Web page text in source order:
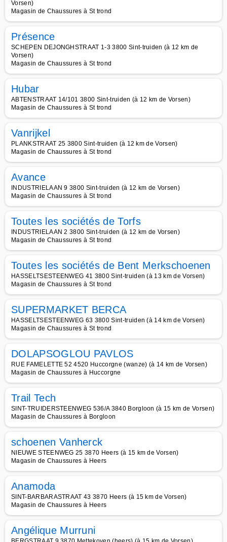
Vorsen)
Magasin de Chaussures à St trond
Présence
SCHEPEN DEJONGHSTRAAT 1-3 3800 Sint-truiden (à 12 km de
Vorsen)
Magasin de Chaussures à St trond
Hubar
ABTENSTRAAT 14/101 3800 Sint-truiden (à 12 km de Vorsen)
Magasin de Chaussures à St trond
Vanrijkel
PLANKSTRAAT 25 3800 Sint-truiden (à 12 km de Vorsen)
Magasin de Chaussures à St trond
Avance
INDUSTRIELAAN 9 3800 Sint-truiden (à 12 km de Vorsen)
Magasin de Chaussures à St trond
Toutes les sociétés de Torfs
INDUSTRIELAAN 2 3800 Sint-truiden (à 12 km de Vorsen)
Magasin de Chaussures à St trond
Toutes les sociétés de Bent Merkschoenen
HASSELTSESTEENWEG 41 3800 Sint-truiden (à 13 km de Vorsen)
Magasin de Chaussures à St trond
SUPERMARKET BERCA
HASSELTSESTEENWEG 63 3800 Sint-truiden (à 14 km de Vorsen)
Magasin de Chaussures à St trond
DOLAPSOGLOU PAVLOS
RUE FAMELETTE 52 4520 Huccorgne (wanze) (à 14 km de Vorsen)
Magasin de Chaussures à Huccorgne
Trail Tech
SINT-TRUIDERSTEENWEG 536/A 3840 Borgloon (à 15 km de Vorsen)
Magasin de Chaussures à Borgloon
schoenen Vanherck
NIEUWE STEENWEG 25 3870 Heers (à 15 km de Vorsen)
Magasin de Chaussures à Heers
Anamoda
SINT-BARBARASTRAAT 43 3870 Heers (à 15 km de Vorsen)
Magasin de Chaussures à Heers
Angélique Murruni